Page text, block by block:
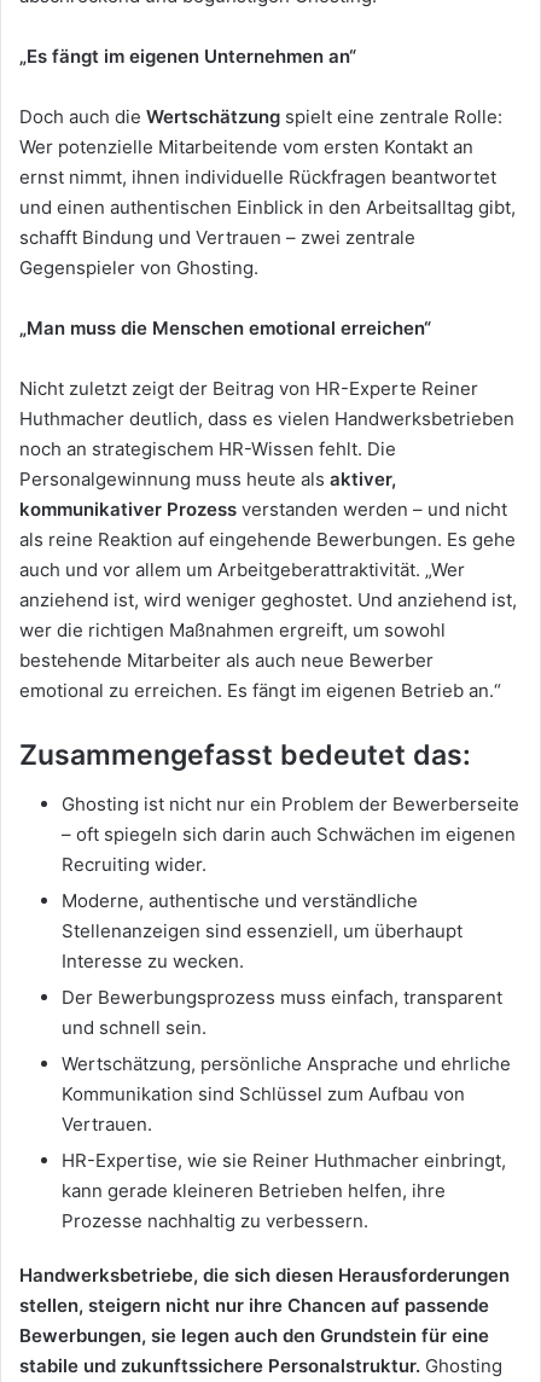
„Es fängt im eigenen Unternehmen an“
Doch auch die Wertschätzung spielt eine zentrale Rolle:
Wer potenzielle Mitarbeitende vom ersten Kontakt an
ernst nimmt, ihnen individuelle Rückfragen beantwortet
und einen authentischen Einblick in den Arbeitsalltag gibt,
schafft Bindung und Vertrauen – zwei zentrale
Gegenspieler von Ghosting.
„Man muss die Menschen emotional erreichen“
Nicht zuletzt zeigt der Beitrag von HR-Experte Reiner
Huthmacher deutlich, dass es vielen Handwerksbetrieben
noch an strategischem HR-Wissen fehlt. Die
Personalgewinnung muss heute als aktiver,
kommunikativer Prozess verstanden werden – und nicht
als reine Reaktion auf eingehende Bewerbungen. Es gehe
auch und vor allem um Arbeitgeberattraktivität. „Wer
anziehend ist, wird weniger geghostet. Und anziehend ist,
wer die richtigen Maßnahmen ergreift, um sowohl
bestehende Mitarbeiter als auch neue Bewerber
emotional zu erreichen. Es fängt im eigenen Betrieb an.“
Zusammengefasst bedeutet das:
Ghosting ist nicht nur ein Problem der Bewerberseite
– oft spiegeln sich darin auch Schwächen im eigenen
Recruiting wider.
Moderne, authentische und verständliche
Stellenanzeigen sind essenziell, um überhaupt
Interesse zu wecken.
Der Bewerbungsprozess muss einfach, transparent
und schnell sein.
Wertschätzung, persönliche Ansprache und ehrliche
Kommunikation sind Schlüssel zum Aufbau von
Vertrauen.
HR-Expertise, wie sie Reiner Huthmacher einbringt,
kann gerade kleineren Betrieben helfen, ihre
Prozesse nachhaltig zu verbessern.
Handwerksbetriebe, die sich diesen Herausforderungen
stellen, steigern nicht nur ihre Chancen auf passende
Bewerbungen, sie legen auch den Grundstein für eine
stabile und zukunftssichere Personalstruktur. Ghosting